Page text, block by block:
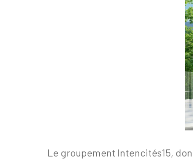
Le groupement Intencités15,